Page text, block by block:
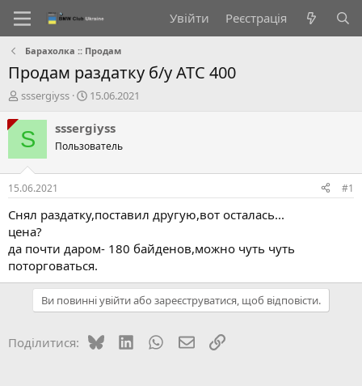
Увійти Реєстрація
Барахолка :: Продам
Продам раздатку б/у ATC 400
А
т
о
т
е
м
и
sssergiyss
Д
т
а
с
о
р
е
н
я
15.06.2021
S sssergiyss
Пользователь
15.06.2021 #1
Снял раздатку,поставил другую,вот осталась...
цена?
да почти даром- 180 байденов,можно чуть чуть
поторговаться.
Ви повинні увійти або зареєструватися, щоб відповісти.
Поділитися: BlueskyLinkedInWhatsApp
E-mailПосилання